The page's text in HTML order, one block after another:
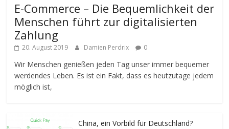
E-Commerce – Die Bequemlichkeit der
Menschen führt zur digitalisierten
Zahlung
20. August 2019 Damien Perdrix 0
Wir Menschen genießen jeden Tag unser immer bequemer
werdendes Leben. Es ist ein Fakt, dass es heutzutage jedem
möglich ist,
China, ein Vorbild für Deutschland?